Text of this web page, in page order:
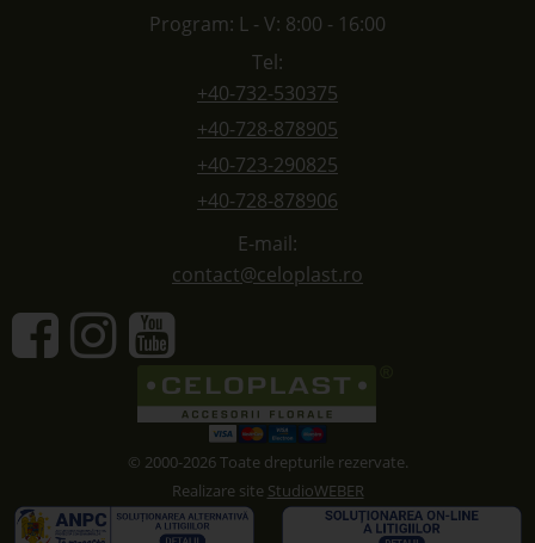
Program: L - V: 8:00 - 16:00
Tel:
+40-732-530375
+40-728-878905
+40-723-290825
+40-728-878906
E-mail:
contact@celoplast.ro
© 2000-2026 Toate drepturile rezervate.
Realizare site StudioWEBER